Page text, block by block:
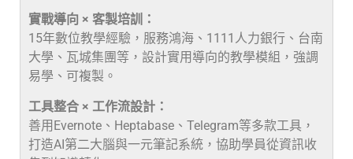
實戰導向 × 客製培訓：
15年數位教學經驗，服務鴻海、1111人力銀行、台南
大學、瓦城集團等，設計實用導向的教學模組，強調
易學、可複製。
工具整合 × 工作流設計：
善用Evernote、Heptabase、Telegram等多款工具，
打造AI第二大腦與一元筆記系統，協助學員從資訊收